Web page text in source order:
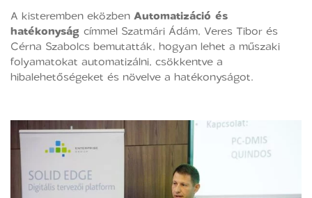
A kisteremben eközbenAutomatizáció és
hatékonyság címmel Szatmári Ádám, Veres Tibor és
Cérna Szabolcs bemutatták, hogyan lehet a műszaki
folyamatokat automatizálni, csökkentve a
hibalehetőségeket és növelve a hatékonyságot.